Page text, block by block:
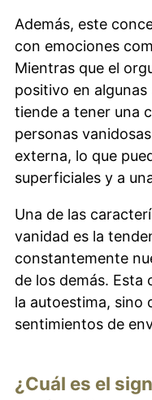
Además, este
con emociones
Mientras que el
positivo en
tiende a tener una
personas
externa, lo que
superficiales y a
Una de las
vanidad es la
constantemente
de los demás.
la autoestima, sino
sentimientos de
¿Cuál es el